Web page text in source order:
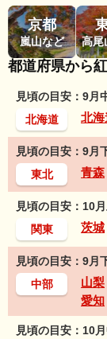
京都
嵐山など 高尾
都道府県から
見頃の目安：9月
北海道
北海
見頃の目安：9月
東北
青森
見頃の目安：10
関東
茨城
見頃の目安：9月
中部
山梨
愛知
見頃の目安：10